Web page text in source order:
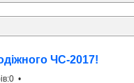
ЧС-2017!
•